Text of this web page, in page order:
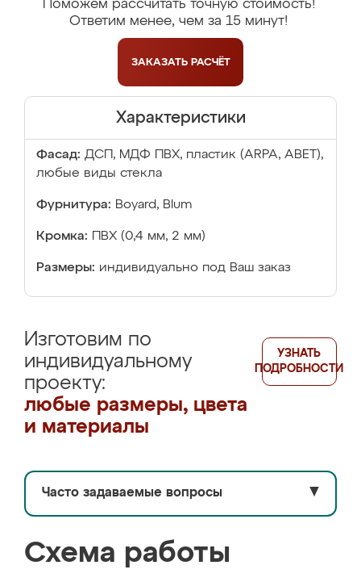
Поможем рассчитать точную стоимость!
Ответим менее, чем за 15 минут!
ЗАКАЗАТЬ РАСЧЁТ
Характеристики
Фасад: ДСП, МДФ ПВХ, пластик (ARPA, ABET),
любые виды стекла
Фурнитура: Boyard, Blum
Кромка: ПВХ (0,4 мм, 2 мм)
Размеры: индивидуально под Ваш заказ
Изготовим по
индивидуальному
проекту:
любые размеры, цвета
и материалы
УЗНАТЬ
ПОДРОБНОСТИ
Часто задаваемые вопросы ▼
Схема работы